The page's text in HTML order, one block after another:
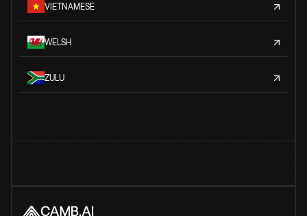
VIETNAMESE
WELSH
ZULU